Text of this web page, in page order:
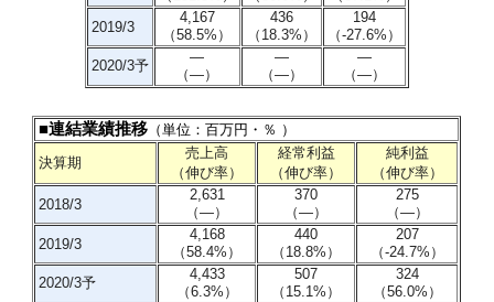
2019/3
4,167
（58.5%）
436
（18.3%）
194
（-27.6%）
2020/3予
―
（―）
―
（―）
―
（―）
■連結業績推移 （単位：百万円・％ ）
決算期
売上高
（伸び率）
経常利益
（伸び率）
純利益
（伸び率）
2018/3
2,631
（―）
370
（―）
275
（―）
2019/3
4,168
（58.4%）
440
（18.8%）
207
（-24.7%）
2020/3予
4,433
（6.3%）
507
（15.1%）
324
（56.0%）